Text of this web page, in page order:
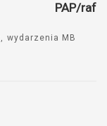
PAP/raf
wydarzenia MB